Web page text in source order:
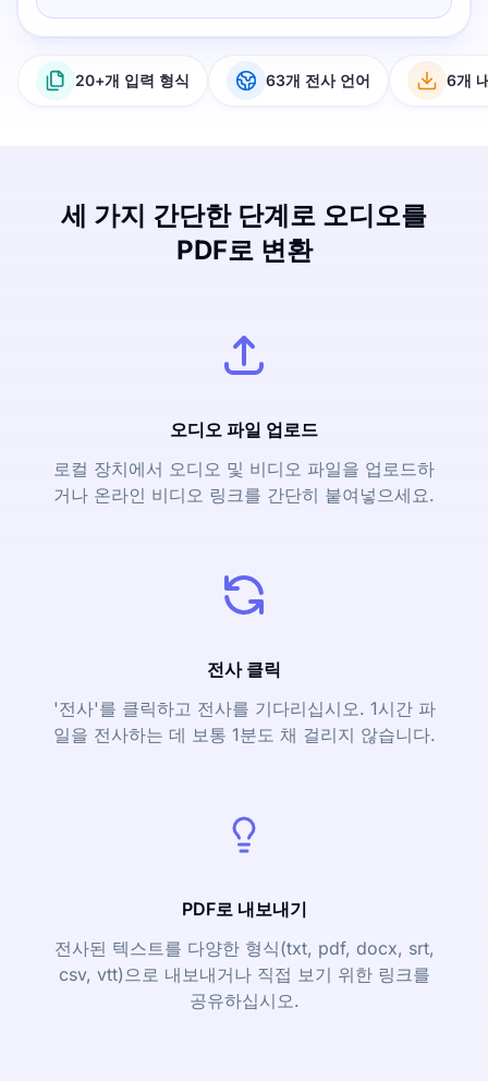
20+개 입력 형식 63개 전사 언어 6개
세 가지 간단한 단계로 오디오를
PDF로 변환
오디오 파일 업로드
로컬 장치에서 오디오 및 비디오 파일을 업로드하
거나 온라인 비디오 링크를 간단히 붙여넣으세요.
전사 클릭
'전사'를 클릭하고 전사를 기다리십시오. 1시간 파
일을 전사하는 데 보통 1분도 채 걸리지 않습니다.
PDF로 내보내기
전사된 텍스트를 다양한 형식(txt, pdf, docx, srt,
csv, vtt)으로 내보내거나 직접 보기 위한 링크를
공유하십시오.